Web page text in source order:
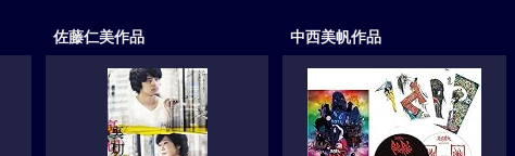
佐藤仁美作品 中西美帆作品